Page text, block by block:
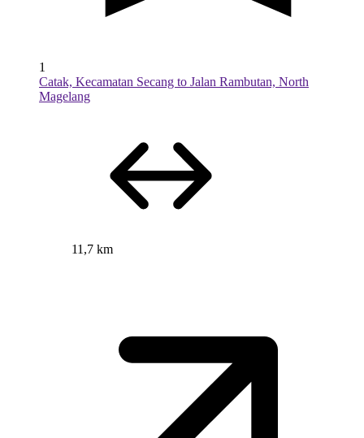
1
Catak, Kecamatan Secang to Jalan Rambutan, North
Magelang
11,7 km